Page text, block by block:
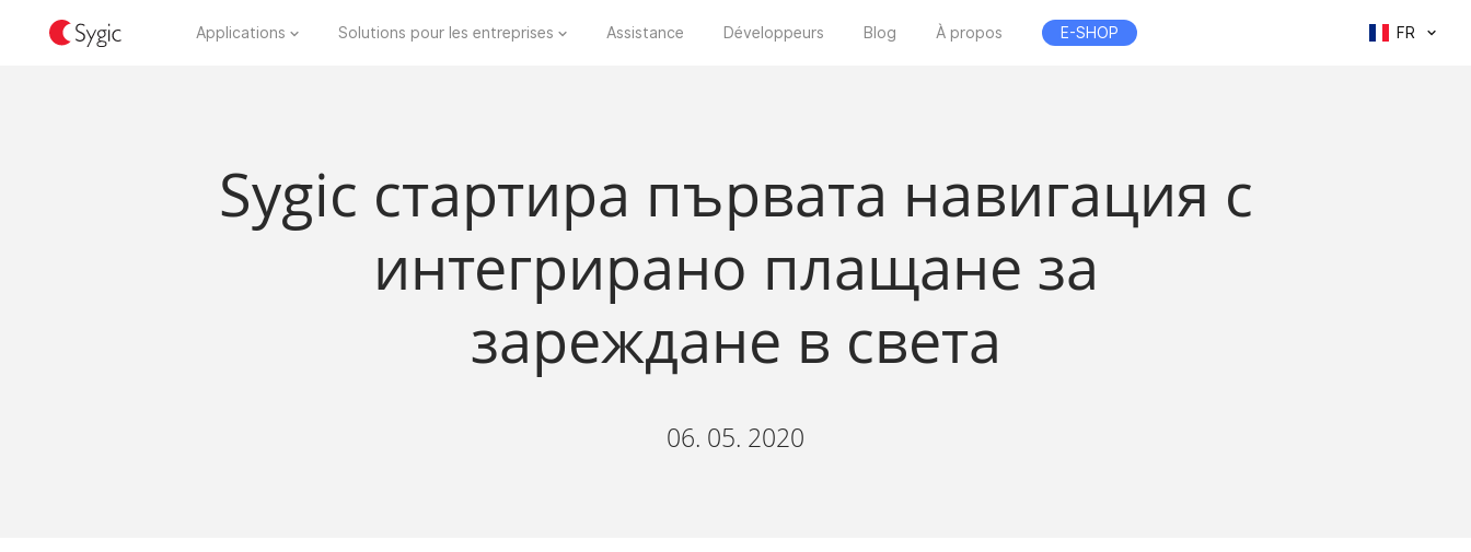
Applications Solutions pour les entreprises Assistance Développeurs Blog À propos E-SHOP FR
Sygic стартира първата навигация с
интегрирано плащане за
зареждане в света
06. 05. 2020